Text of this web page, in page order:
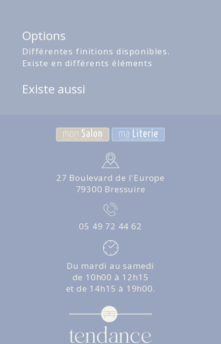
Options
Différentes finitions disponibles.
Existe en différents éléments
Existe aussi
27 Boulevard de l'Europe
79300 Bressuire
05 49 72 44 62
Du mardi au samedi
de 10h00 à 12h15
et de 14h15 à 19h00.